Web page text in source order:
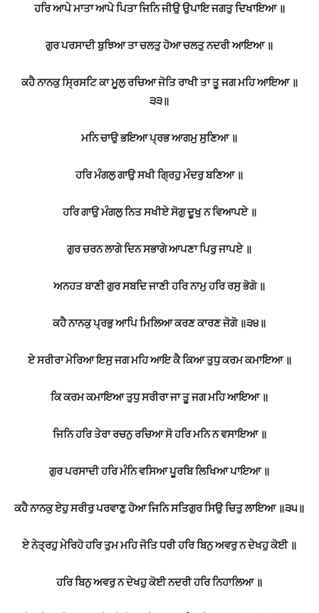
ਹਰਿ ਆਪੇ ਮਾਤਾ ਆਪੇ ਪਿਤਾ ਜਿਨਿ ਜੀਉ ਉਪਾਇ ਜਗਤੁ ਦਿਖਾਇਆ ॥
ਗੁਰ ਪਰਸਾਦੀ ਬੁਝਿਆ ਤਾ ਚਲਤੁ ਹੋਆ ਚਲਤੁ ਨਦਰੀ ਆਇਆ ॥
ਕਹੈ ਨਾਨਕੁ ਸ੍ਰਿਸਟਿ ਕਾ ਮੂਲੁ ਰਚਿਆ ਜੋਤਿ ਰਾਖੀ ਤਾ ਤੂ ਜਗ ਮਹਿ ਆਇਆ ॥
੩੩॥
ਮਨਿ ਚਾਉ ਭਇਆ ਪ੍ਰਭ ਆਗਮੁ ਸੁਣਿਆ ॥
ਹਰਿ ਮੰਗਲੁ ਗਾਉ ਸਖੀ ਗ੍ਰਿਹੁ ਮੰਦਰੁ ਬਣਿਆ ॥
ਹਰਿ ਗਾਉ ਮੰਗਲੁ ਨਿਤ ਸਖੀਏ ਸੋਗੁ ਦੂਖੁ ਨ ਵਿਆਪਏ ॥
ਗੁਰ ਚਰਨ ਲਾਗੇ ਦਿਨ ਸਭਾਗੇ ਆਪਣਾ ਪਿਰੁ ਜਾਪਏ ॥
ਅਨਹਤ ਬਾਣੀ ਗੁਰ ਸਬਦਿ ਜਾਣੀ ਹਰਿ ਨਾਮੁ ਹਰਿ ਰਸੁ ਭੋਗੋ ॥
ਕਹੈ ਨਾਨਕੁ ਪ੍ਰਭੁ ਆਪਿ ਮਿਲਿਆ ਕਰਣ ਕਾਰਣ ਜੋਗੋ ॥੩੪॥
ਏ ਸਰੀਰਾ ਮੇਰਿਆ ਇਸੁ ਜਗ ਮਹਿ ਆਇ ਕੈ ਕਿਆ ਤੁਧੁ ਕਰਮ ਕਮਾਇਆ ॥
ਕਿ ਕਰਮ ਕਮਾਇਆ ਤੁਧੁ ਸਰੀਰਾ ਜਾ ਤੂ ਜਗ ਮਹਿ ਆਇਆ ॥
ਜਿਨਿ ਹਰਿ ਤੇਰਾ ਰਚਨੁ ਰਚਿਆ ਸੋ ਹਰਿ ਮਨਿ ਨ ਵਸਾਇਆ ॥
ਗੁਰ ਪਰਸਾਦੀ ਹਰਿ ਮੰਨਿ ਵਸਿਆ ਪੂਰਬਿ ਲਿਖਿਆ ਪਾਇਆ ॥
ਕਹੈ ਨਾਨਕੁ ਏਹੁ ਸਰੀਰੁ ਪਰਵਾਣੁ ਹੋਆ ਜਿਨਿ ਸਤਿਗੁਰ ਸਿਉ ਚਿਤੁ ਲਾਇਆ ॥੩੫॥
ਏ ਨੇਤ੍ਰਹੁ ਮੇਰਿਹੋ ਹਰਿ ਤੁਮ ਮਹਿ ਜੋਤਿ ਧਰੀ ਹਰਿ ਬਿਨੁ ਅਵਰੁ ਨ ਦੇਖਹੁ ਕੋਈ ॥
ਹਰਿ ਬਿਨੁ ਅਵਰੁ ਨ ਦੇਖਹੁ ਕੋਈ ਨਦਰੀ ਹਰਿ ਨਿਹਾਲਿਆ ॥